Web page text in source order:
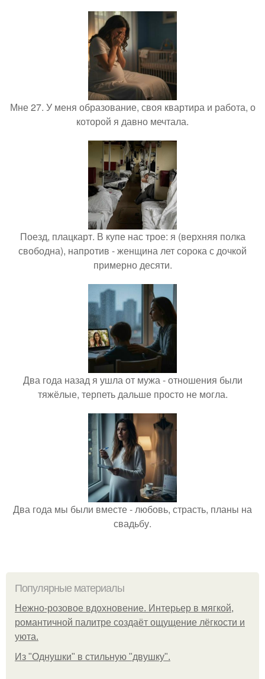
Мне 27. У меня образование, своя квартира и работа, о
которой я давно мечтала.
Поезд, плацкарт. В купе нас трое: я (верхняя полка
свободна), напротив - женщина лет сорока с дочкой
примерно десяти.
Два года назад я ушла от мужа - отношения были
тяжёлые, терпеть дальше просто не могла.
Два года мы были вместе - любовь, страсть, планы на
свадьбу.
Популярные материалы
Нежно-розовое вдохновение. Интерьер в мягкой,
романтичной палитре создаёт ощущение лёгкости и
уюта.
Из "Однушки" в стильную "двушку".